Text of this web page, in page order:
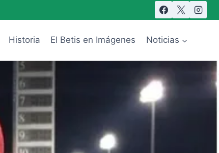
Historia El Betis en Imágenes Noticias